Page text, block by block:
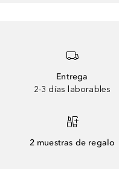
Entrega
2-3 días laborables
2 muestras de regalo